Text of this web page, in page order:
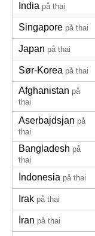
India på thai
Singapore på thai
Japan på thai
Sør-Korea på thai
Afghanistan på
thai
Aserbajdsjan på
thai
Bangladesh på
thai
Indonesia på thai
Irak på thai
Iran på thai